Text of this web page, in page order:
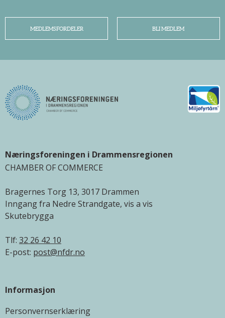
MEDLEMSFORDELER BLI MEDLEM
Næringsforeningen i Drammensregionen
CHAMBER OF COMMERCE
Bragernes Torg 13, 3017 Drammen
Inngang fra Nedre Strandgate, vis a vis
Skutebrygga
Tlf: 32 26 42 10
E-post: post@nfdr.no
Informasjon
Personvernserklæring